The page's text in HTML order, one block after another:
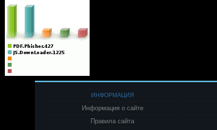
ИНФОРМАЦИЯ
Информация о сайте
Правила сайта